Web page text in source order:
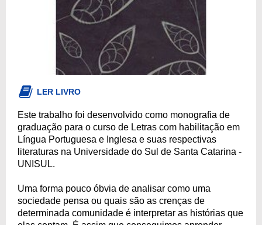
LER LIVRO
Este trabalho foi desenvolvido como monografia de
graduação para o curso de Letras com habilitação em
Língua Portuguesa e Inglesa e suas respectivas
literaturas na Universidade do Sul de Santa Catarina -
UNISUL.
Uma forma pouco óbvia de analisar como uma
sociedade pensa ou quais são as crenças de
determinada comunidade é interpretar as histórias que